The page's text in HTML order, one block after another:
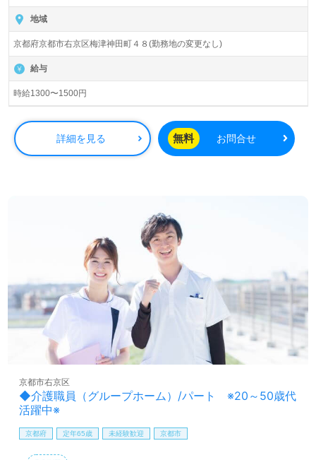
地域
京都府京都市右京区梅津神田町４８(勤務地の変更なし)
給与
時給1300〜1500円
詳細を見る 無料 お問合せ
◆介護職員（グループホーム）/パート ※20～50歳代
活躍中※
京都市右京区
京都府 定年65歳 未経験歓迎 京都市